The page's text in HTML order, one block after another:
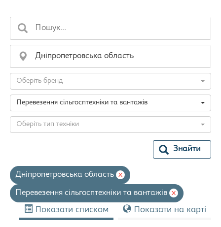
Оберіть бренд
Перевезення сільгосптехніки та вантажів
Оберіть тип техніки
Знайти
Дніпропетровська область x
Перевезення сільгосптехніки та вантажів x
Показати списком Показати на карті